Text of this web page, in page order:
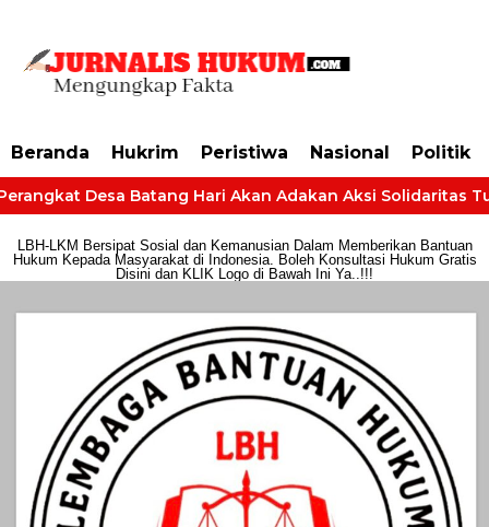
Beranda Hukrim Peristiwa Nasional Politik
Desa Batang Hari Akan Adakan Aksi Solidaritas
LBH-LKM Bersipat Sosial dan Kemanusian Dalam Memberikan Bantuan
Hukum Kepada Masyarakat di Indonesia. Boleh Konsultasi Hukum Gratis
Disini dan KLIK Logo di Bawah Ini Ya..!!!